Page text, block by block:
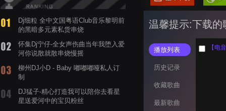
Dj细粒 全中文国粤语Club音乐黎明前
的黑暗多元素私货串烧
怀集Dj宁仔-全女声伤曲当年我堕入爱
河你说散就散串烧慢摇
柳州DJ小D - Baby 嘟嘟嘟哑私人订
制
DJ猛子-精心打造我可以陪你去看星
星送爱河中的宝贝粉丝
温馨提示:下载的
播放列表
历史记录
收藏歌曲
最新歌曲
【电